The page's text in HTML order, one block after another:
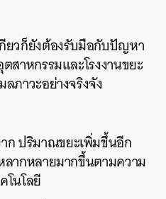
ยวก็ยังต้องรับมือกับปัญหา
สาหกรรมและโรงงานขยะ
ภาวะอย่างจริงจัง
ก ปริมาณขยะเพิ่มขึ้นอีก
ลากหลายมากขึ้นตามความ
โนโลยี